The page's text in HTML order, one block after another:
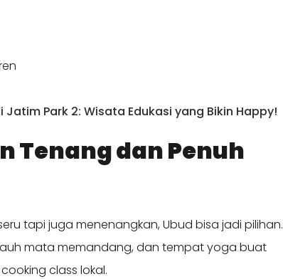
Jatim Park 2: Wisata Edukasi yang Bikin Happy!
Tenang dan Penuh
tapi juga menenangkan, Ubud bisa jadi pilihan.
mata memandang, dan tempat yoga buat
class lokal.